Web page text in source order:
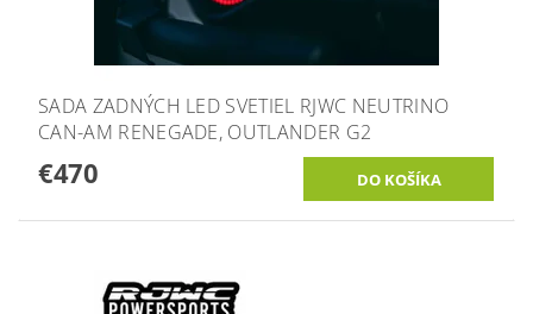
SADA ZADNÝCH LED SVETIEL RJWC NEUTRINO
CAN-AM RENEGADE, OUTLANDER G2
€470